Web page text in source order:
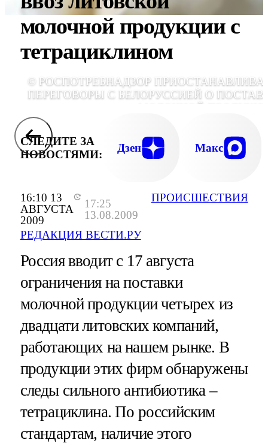
16:10 13
АВГУСТА
2009
17:25
13.08.2009
РЕДАКЦИЯ ВЕСТИ.РУ
ПРОИСШЕСТВИЯ
молочной продукции с
тетрациклином
© РОСПОТРЕБНАДЗОР
ПЕРЕГОВОРЫ С БЕЛОРУССИЕЙ О
МОЛОЧНОЙ
СЛЕДИТЕ ЗА
НОВОСТЯМИ:
Дзен Макс
Россия вводит с 17 августа
ограничения на поставки
молочной продукции четырех из
двадцати литовских компаний,
работающих на нашем рынке. В
продукции этих фирм обнаружены
следы сильного антибиотика –
тетрациклина. По российским
стандартам, наличие этого